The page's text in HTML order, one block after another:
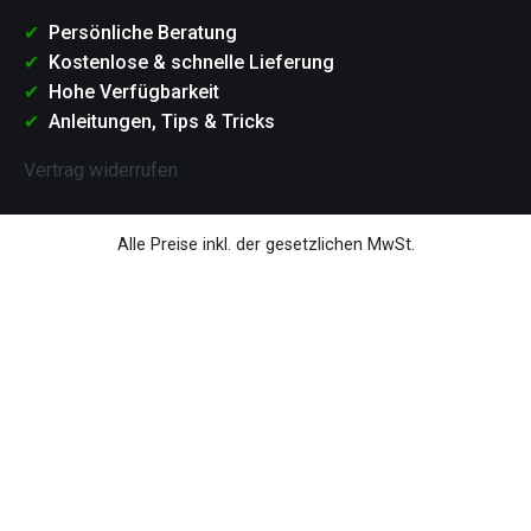
Persönliche Beratung
Kostenlose & schnelle Lieferung
Hohe Verfügbarkeit
Anleitungen, Tips & Tricks
Vertrag widerrufen
Alle Preise inkl. der gesetzlichen MwSt.